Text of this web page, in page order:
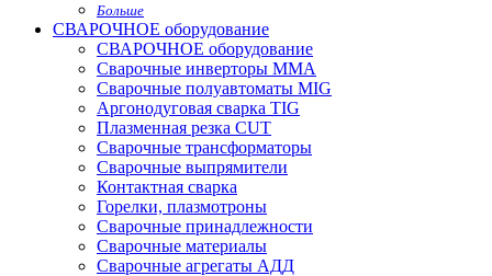
Больше
СВАРОЧНОЕ оборудование
СВАРОЧНОЕ оборудование
Сварочные инверторы MMA
Сварочные полуавтоматы MIG
Аргонодуговая сварка TIG
Плазменная резка CUT
Сварочные трансформаторы
Сварочные выпрямители
Контактная сварка
Горелки, плазмотроны
Сварочные принадлежности
Сварочные материалы
Сварочные агрегаты АДД